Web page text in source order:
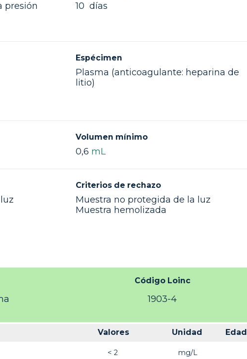
presión
10 días
Espécimen
Plasma (anticoagulante: heparina de
litio)
Volumen mínimo
0,6 mL
Criterios de rechazo
Muestra no protegida de la luz
Muestra hemolizada
Código Loinc
1903-4
Valores Unidad Edad
< 2 mg/L